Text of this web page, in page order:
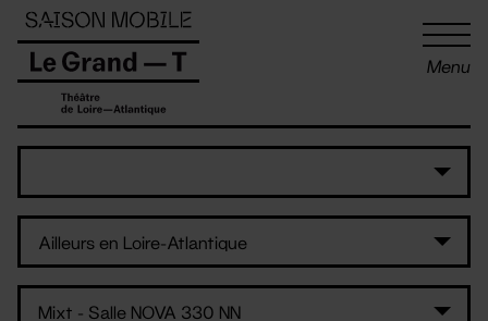
Menu
Panneau de gestion des cookies